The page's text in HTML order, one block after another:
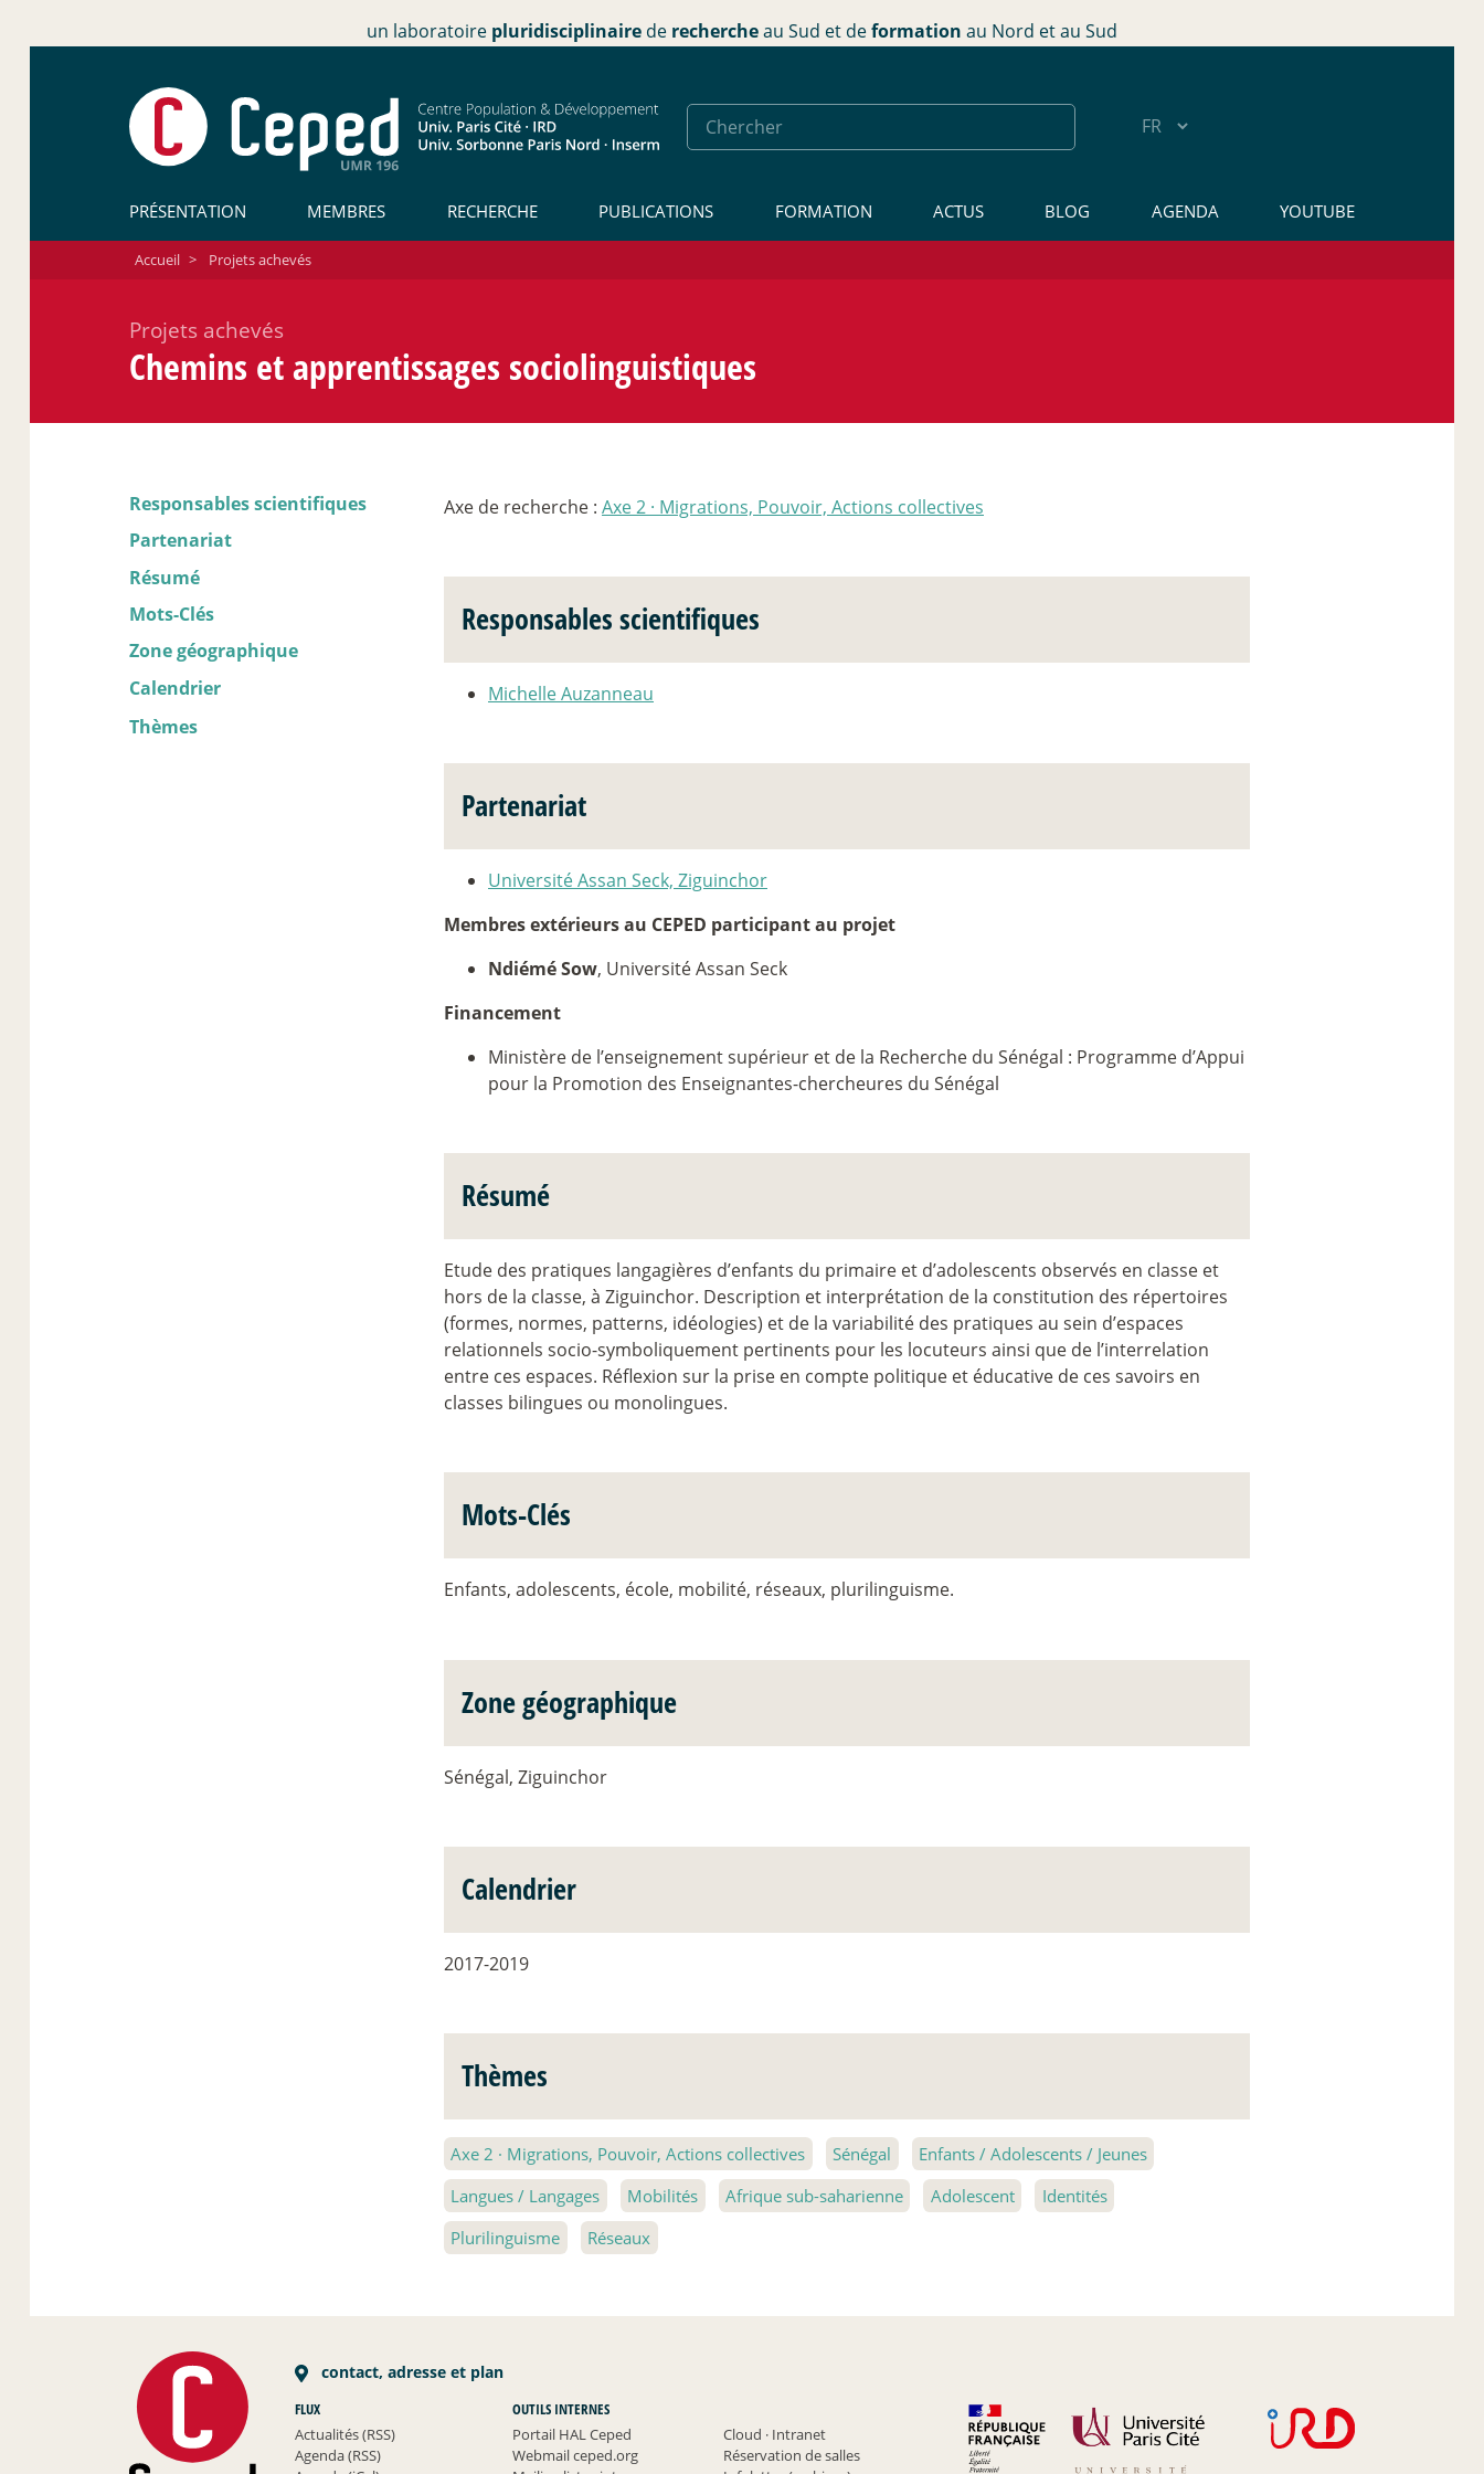
un laboratoire pluridisciplinaire de rechercheau Sud et deformation au Nord et au Sud
PRÉSENTATION MEMBRES RECHERCHE PUBLICATIONS FORMATION ACTUS BLOG AGENDA YOUTUBE
Accueil > Projets achevés
Projets achevés
Chemins et apprentissages sociolinguistiques
Responsables scientifiques
Partenariat
Résumé
Mots-Clés
Zone géographique
Calendrier
Thèmes
Axe de recherche : Axe 2 · Migrations, Pouvoir, Actions collectives
Responsables scientifiques
Michelle Auzanneau
Partenariat
Université Assan Seck, Ziguinchor
Membres extérieurs au CEPED participant au projet
Ndiémé Sow, Université Assan Seck
Financement
Ministère de l’enseignement supérieur et de la Recherche du Sénégal : Programme d’Appui
pour la Promotion des Enseignantes-chercheures du Sénégal
Résumé
Etude des pratiques langagières d’enfants du primaire et d’adolescents observés en classe et
hors de la classe, à Ziguinchor. Description et interprétation de la constitution des répertoires
(formes, normes, patterns, idéologies) et de la variabilité des pratiques au sein d’espaces
relationnels socio-symboliquement pertinents pour les locuteurs ainsi que de l’interrelation
entre ces espaces. Réflexion sur la prise en compte politique et éducative de ces savoirs en
classes bilingues ou monolingues.
Mots-Clés
Enfants, adolescents, école, mobilité, réseaux, plurilinguisme.
Zone géographique
Sénégal, Ziguinchor
Calendrier
2017-2019
Thèmes
Axe 2 · Migrations, Pouvoir, Actions collectives Sénégal
Enfants / Adolescents / Jeunes
Langues / Langages
Mobilités Afrique sub-saharienne Adolescent
Identités
Plurilinguisme
Réseaux
contact, adresse et plan
FLUX
Actualités (RSS)
Agenda (RSS)
OUTILS INTERNES
Portail HAL Ceped
Cloud · Intranet
Webmail ceped.org
Réservation de salles